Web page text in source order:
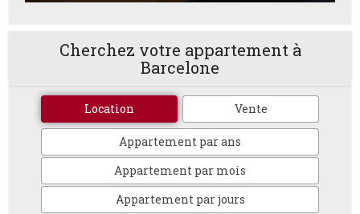
Cherchez votre appartement à
Barcelone
Location Vente
Appartement par ans
Appartement par mois
Appartement par jours